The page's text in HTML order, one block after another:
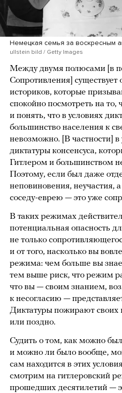
Немецкая семья за воскресным
ullstein bild / Getty Images
Между двумя полюсами [в
Сопротивления] существует
историков, которые
спокойно посмотреть на то,
и понять, что в условиях
большинство населения к
невозможно. [В частности] в
диктатуры консенсуса,
Гитлером и большинством
Поэтому, если был даже
неповиновения, неучастия,
соседу-еврею — это уже
В таких режимах
потенциальная опасность
не только
и от того, насколько вы
режима: чем больше вы
тем выше риск, что режим
что вы — своим знанием,
к несогласию —
Диктатуры пожирают
или поздно.
Судить о том, как можно
и можно ли было вообще,
сам находится в этих
смотрим на гитлеровский
прошедших десятилетий —